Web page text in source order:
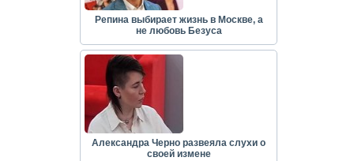
Репина выбирает жизнь в Москве, а
не любовь Безуса
Александра Черно развеяла слухи о
своей измене